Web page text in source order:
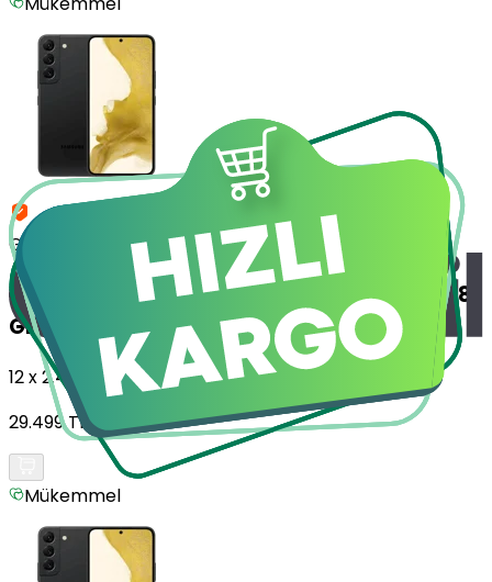
Getmobil Güvencesi
Yenilenmiş
Samsung Galaxy S22 Plus 5G 128
GB Hayalet Siyah
12 x 2.458,25 TL
29.499 TL
Mükemmel